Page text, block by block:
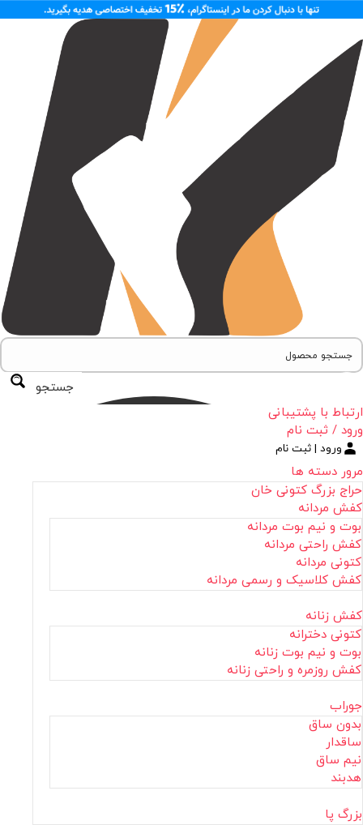
جستجو
ارتباط با پشتیبانی
ورود / ثبت نام
ورود | ثبت نام
مرور دسته ها
حراج بزرگ کتونی خان
کفش مردانه
بوت و نیم بوت مردانه
کفش راحتی مردانه
کتونی مردانه
کفش کلاسیک و رسمی مردانه
کفش زنانه
کتونی دخترانه
بوت و نیم بوت زنانه
کفش روزمره و راحتی زنانه
جوراب
بدون ساق
ساقدار
نیم ساق
هدبند
بزرگ پا